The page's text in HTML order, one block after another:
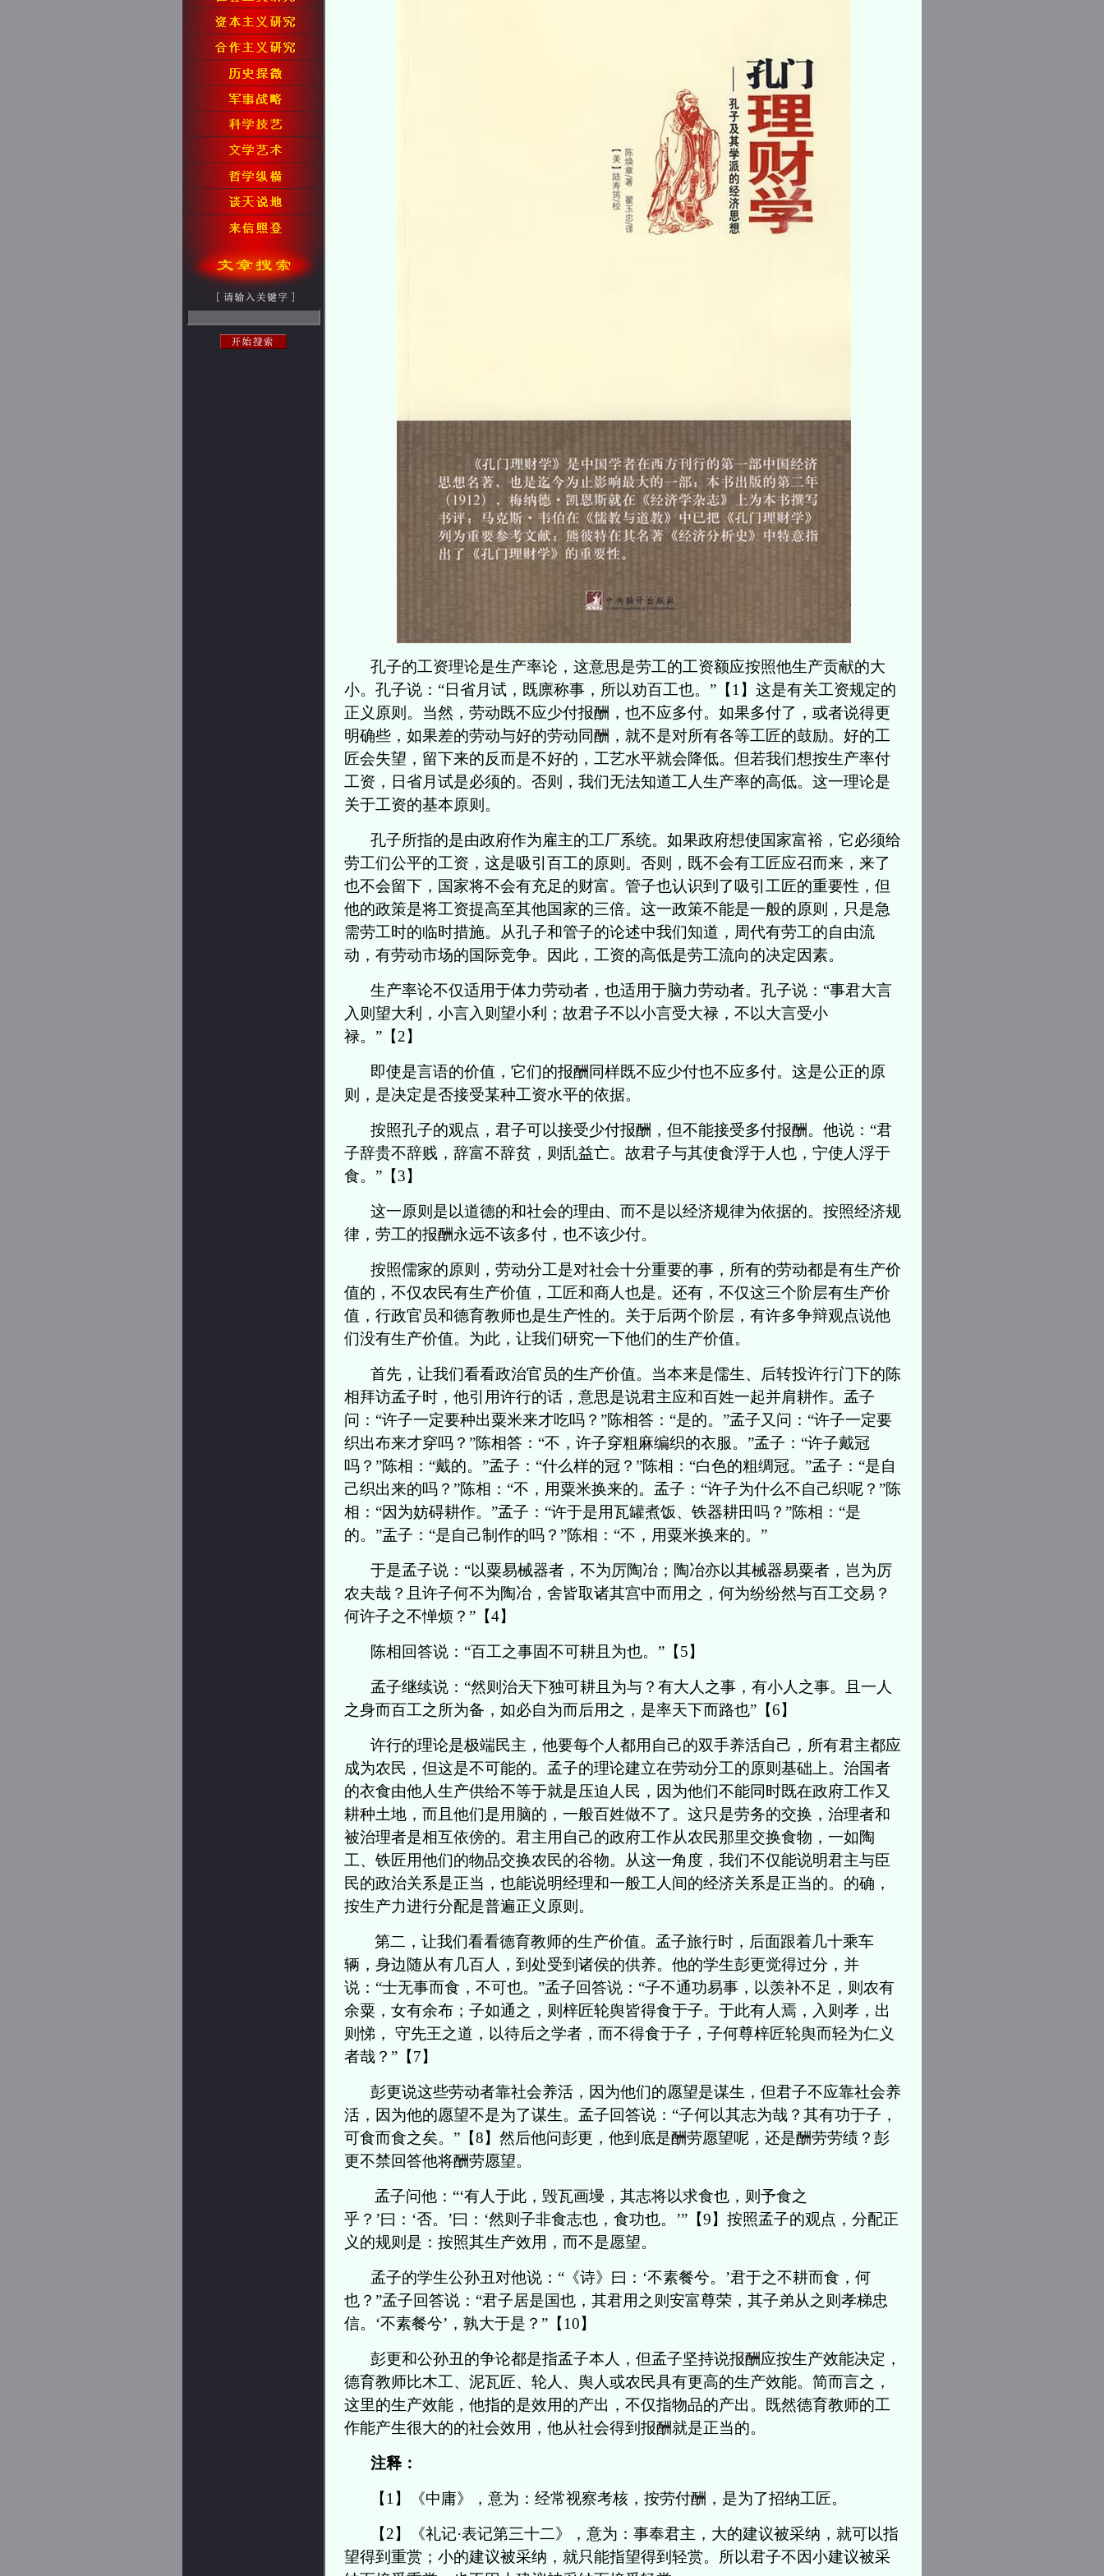
孔子的工资理论是生产率论，这意思是劳工的工资额应按照他生产贡献的大
小。孔子说：“日省月试，既廪称事，所以劝百工也。”【1】这是有关工资规定的
正义原则。当然，劳动既不应少付报酬，也不应多付。如果多付了，或者说得更
明确些，如果差的劳动与好的劳动同酬，就不是对所有各等工匠的鼓励。好的工
匠会失望，留下来的反而是不好的，工艺水平就会降低。但若我们想按生产率付
工资，日省月试是必须的。否则，我们无法知道工人生产率的高低。这一理论是
关于工资的基本原则。
孔子所指的是由政府作为雇主的工厂系统。如果政府想使国家富裕，它必须给
劳工们公平的工资，这是吸引百工的原则。否则，既不会有工匠应召而来，来了
也不会留下，国家将不会有充足的财富。管子也认识到了吸引工匠的重要性，但
他的政策是将工资提高至其他国家的三倍。这一政策不能是一般的原则，只是急
需劳工时的临时措施。从孔子和管子的论述中我们知道，周代有劳工的自由流
动，有劳动市场的国际竞争。因此，工资的高低是劳工流向的决定因素。
生产率论不仅适用于体力劳动者，也适用于脑力劳动者。孔子说：“事君大言
入则望大利，小言入则望小利；故君子不以小言受大禄，不以大言受小
禄。”【2】
即使是言语的价值，它们的报酬同样既不应少付也不应多付。这是公正的原
则，是决定是否接受某种工资水平的依据。
按照孔子的观点，君子可以接受少付报酬，但不能接受多付报酬。他说：“君
子辞贵不辞贱，辞富不辞贫，则乱益亡。故君子与其使食浮于人也，宁使人浮于
食。”【3】
这一原则是以道德的和社会的理由、而不是以经济规律为依据的。按照经济规
律，劳工的报酬永远不该多付，也不该少付。
按照儒家的原则，劳动分工是对社会十分重要的事，所有的劳动都是有生产价
值的，不仅农民有生产价值，工匠和商人也是。还有，不仅这三个阶层有生产价
值，行政官员和德育教师也是生产性的。关于后两个阶层，有许多争辩观点说他
们没有生产价值。为此，让我们研究一下他们的生产价值。
首先，让我们看看政治官员的生产价值。当本来是儒生、后转投许行门下的陈
相拜访孟子时，他引用许行的话，意思是说君主应和百姓一起并肩耕作。孟子
问：“许子一定要种出粟米来才吃吗？”陈相答：“是的。”孟子又问：“许子一定要
织出布来才穿吗？”陈相答：“不，许子穿粗麻编织的衣服。”孟子：“许子戴冠
吗？”陈相：“戴的。”孟子：“什么样的冠？”陈相：“白色的粗绸冠。”孟子：“是自
己织出来的吗？”陈相：“不，用粟米换来的。孟子：“许子为什么不自己织呢？”陈
相：“因为妨碍耕作。”孟子：“许于是用瓦罐煮饭、铁器耕田吗？”陈相：“是
的。”盂子：“是自己制作的吗？”陈相：“不，用粟米换来的。”
于是孟子说：“以粟易械器者，不为厉陶冶；陶冶亦以其械器易粟者，岂为厉
农夫哉？且许子何不为陶冶，舍皆取诸其宫中而用之，何为纷纷然与百工交易？
何许子之不惮烦？”【4】
陈相回答说：“百工之事固不可耕且为也。”【5】
孟子继续说：“然则治天下独可耕且为与？有大人之事，有小人之事。且一人
之身而百工之所为备，如必自为而后用之，是率天下而路也”【6】
许行的理论是极端民主，他要每个人都用自己的双手养活自己，所有君主都应
成为农民，但这是不可能的。孟子的理论建立在劳动分工的原则基础上。治国者
的衣食由他人生产供给不等于就是压迫人民，因为他们不能同时既在政府工作又
耕种土地，而且他们是用脑的，一般百姓做不了。这只是劳务的交换，治理者和
被治理者是相互依傍的。君主用自己的政府工作从农民那里交换食物，一如陶
工、铁匠用他们的物品交换农民的谷物。从这一角度，我们不仅能说明君主与臣
民的政治关系是正当，也能说明经理和一般工人间的经济关系是正当的。的确，
按生产力进行分配是普遍正义原则。
第二，让我们看看德育教师的生产价值。孟子旅行时，后面跟着几十乘车
辆，身边随从有几百人，到处受到诸侯的供养。他的学生彭更觉得过分，并
说：“士无事而食，不可也。”孟子回答说：“子不通功易事，以羡补不足，则农有
余粟，女有余布；子如通之，则梓匠轮舆皆得食于子。于此有人焉，入则孝，出
则悌， 守先王之道，以待后之学者，而不得食于子，子何尊梓匠轮舆而轻为仁义
者哉？”【7】
彭更说这些劳动者靠社会养活，因为他们的愿望是谋生，但君子不应靠社会养
活，因为他的愿望不是为了谋生。孟子回答说：“子何以其志为哉？其有功于子，
可食而食之矣。”【8】然后他问彭更，他到底是酬劳愿望呢，还是酬劳劳绩？彭
更不禁回答他将酬劳愿望。
孟子问他：“‘有人于此，毁瓦画墁，其志将以求食也，则予食之
乎？’曰：‘否。’曰：‘然则子非食志也，食功也。’”【9】按照孟子的观点，分配正
义的规则是：按照其生产效用，而不是愿望。
孟子的学生公孙丑对他说：“《诗》曰：‘不素餐兮。’君于之不耕而食，何
也？”孟子回答说：“君子居是国也，其君用之则安富尊荣，其子弟从之则孝梯忠
信。‘不素餐兮’，孰大于是？”【10】
彭更和公孙丑的争论都是指孟子本人，但孟子坚持说报酬应按生产效能决定，
德育教师比木工、泥瓦匠、轮人、舆人或农民具有更高的生产效能。简而言之，
这里的生产效能，他指的是效用的产出，不仅指物品的产出。既然德育教师的工
作能产生很大的的社会效用，他从社会得到报酬就是正当的。
注释：
【1】《中庸》，意为：经常视察考核，按劳付酬，是为了招纳工匠。
【2】《礼记·表记第三十二》，意为：事奉君主，大的建议被采纳，就可以指
望得到重赏；小的建议被采纳，就只能指望得到轻赏。所以君子不因小建议被采